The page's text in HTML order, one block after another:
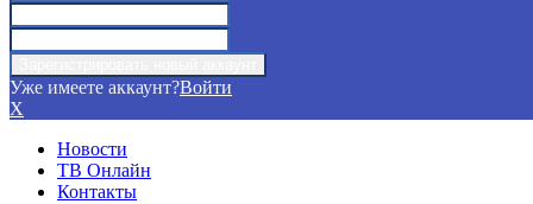
Уже имеете аккаунт?Войти
X
Новости
ТВ Онлайн
Контакты